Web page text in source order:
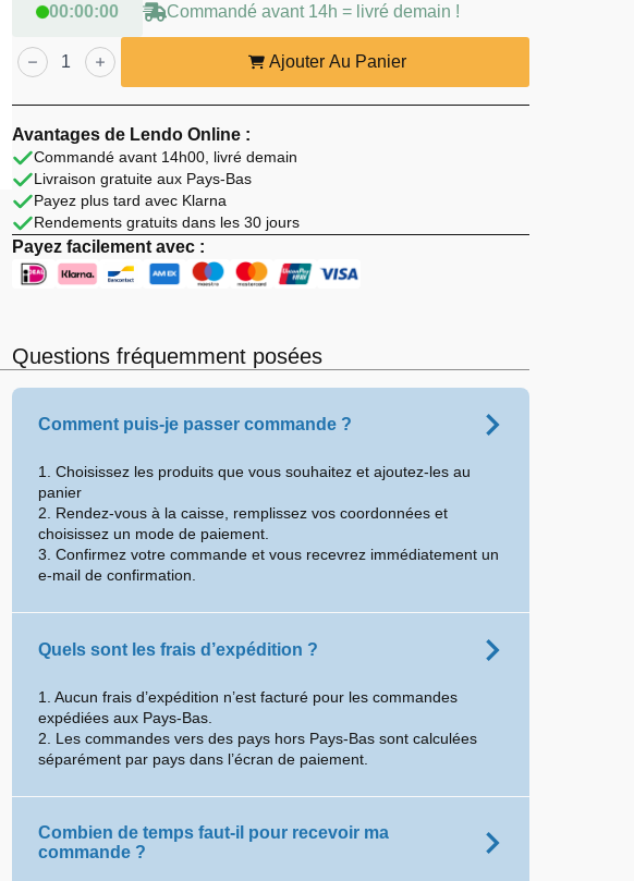
00:00:00
Commandé avant 14h = livré demain !
quantité
de
Lendo
80×40×100
cm
Métal
Rose
Ajouter Au Panier
Avantages de Lendo Online :
Commandé avant 14h00, livré demain
Livraison gratuite aux Pays-Bas
Payez plus tard avec Klarna
Rendements gratuits dans les 30 jours
Payez facilement avec :
Questions fréquemment posées
Comment puis-je passer commande ?
1. Choisissez les produits que vous souhaitez et ajoutez-les au
panier
2. Rendez-vous à la caisse, remplissez vos coordonnées et
choisissez un mode de paiement.
3. Confirmez votre commande et vous recevrez immédiatement un
e-mail de confirmation.
Quels sont les frais d’expédition ?
1. Aucun frais d’expédition n’est facturé pour les commandes
expédiées aux Pays-Bas.
2. Les commandes vers des pays hors Pays-Bas sont calculées
séparément par pays dans l’écran de paiement.
Combien de temps faut-il pour recevoir ma
commande ?